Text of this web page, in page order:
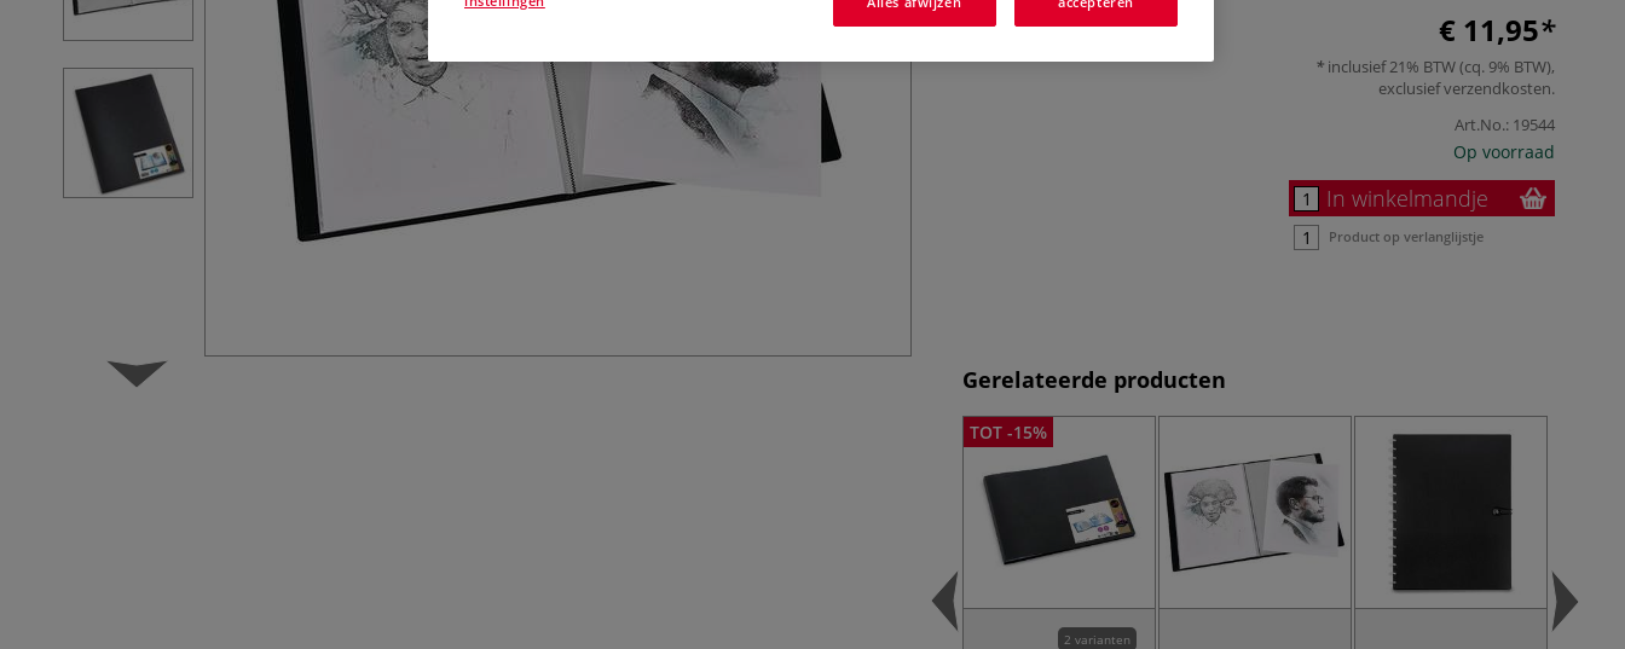
€ 11,95
inclusief 21% BTW (cq. 9% BTW),
exclusiefverzendkosten.
Art.No.: 19544
Op voorraad
In winkelmandje
Product op verlanglijstje
Gerelateerde producten
TOT -15%
2 varianten